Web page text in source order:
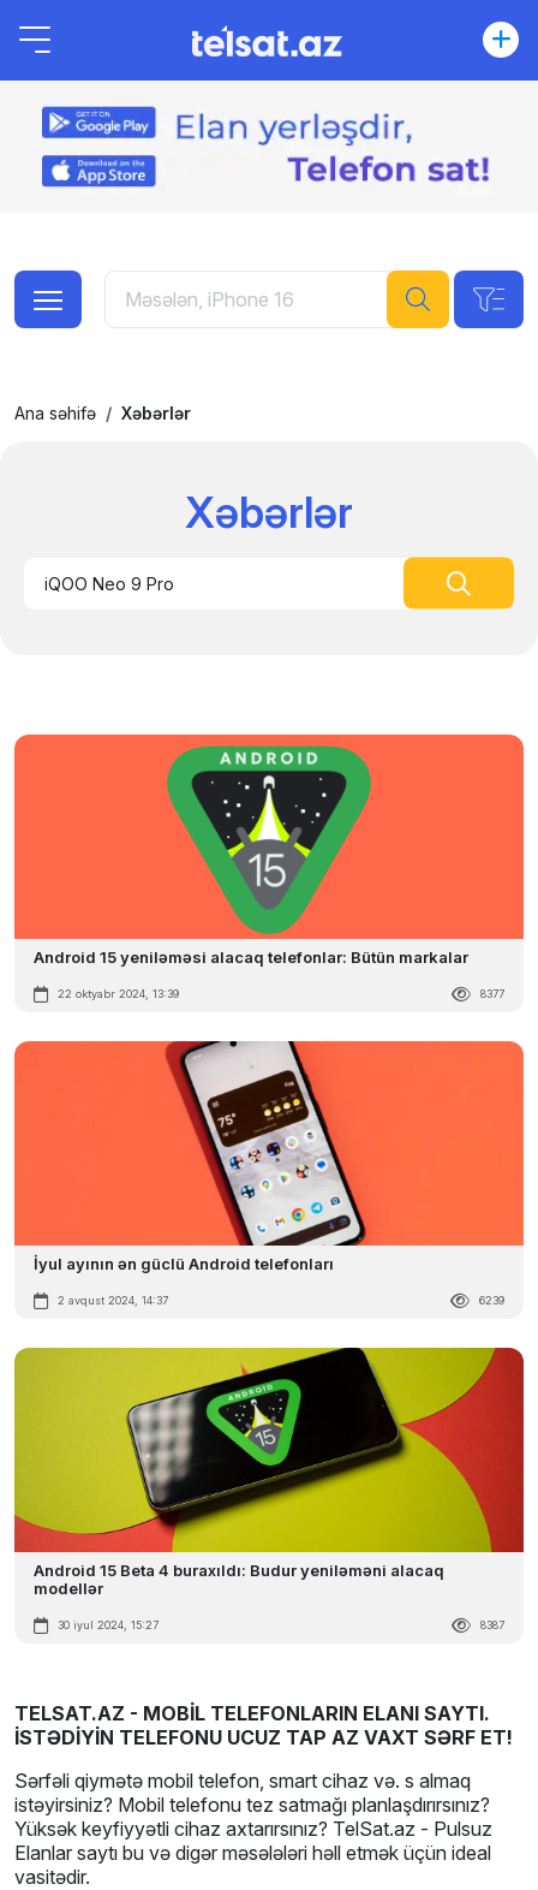
Ana səhifə Xəbərlər
Xəbərlər
Android 15 yeniləməsi alacaq telefonlar: Bütün markalar
22 oktyabr 2024, 13:39 8377
İyul ayının ən güclü Android telefonları
2 avqust 2024, 14:37 6239
​​​​​​​Android 15 Beta 4 buraxıldı: Budur yeniləməni alacaq
modellər
30 iyul 2024, 15:27 8387
TELSAT.AZ - MOBİL TELEFONLARIN ELANI SAYTI.
İSTƏDİYİN TELEFONU UCUZ TAP AZ VAXT SƏRF ET!
Sərfəli qiymətə mobil telefon, smart cihaz və. s almaq
istəyirsiniz? Mobil telefonu tez satmağı planlaşdırırsınız?
Yüksək keyfiyyətli cihaz axtarırsınız? TelSat.az - Pulsuz
Elanlar saytı bu və digər məsələləri həll etmək üçün ideal
vasitədir.